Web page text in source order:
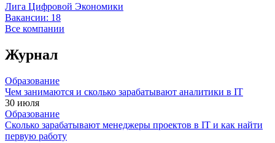
Лига Цифровой Экономики
Вакансии: 18
Все компании
Журнал
Образование
Чем занимаются и сколько зарабатывают аналитики в IT
30 июля
Образование
Сколько зарабатывают менеджеры проектов в IT и как найти
первую работу